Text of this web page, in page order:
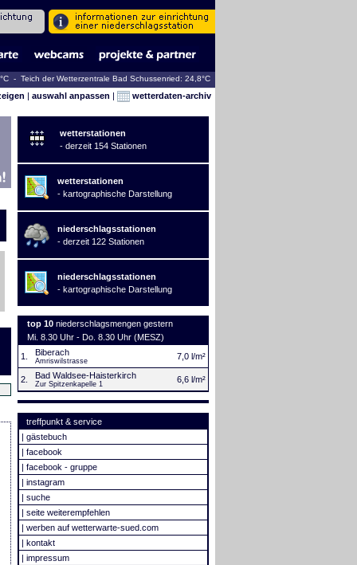
- Teich der Wetterzentrale Bad Schussenried: 24,8°C
| auswahl anpassen | wetterdaten-archiv
wetterstationen
- derzeit 154 Stationen
wetterstationen
- kartographische Darstellung
niederschlagsstationen
- derzeit 122 Stationen
niederschlagsstationen
- kartographische Darstellung
top 10 niederschlagsmengen gestern
Mi. 8.30 Uhr - Do. 8.30 Uhr (MESZ)
1.
Biberach
Amriswilstrasse 7,0 l/m²
2. Bad Waldsee-Haisterkirch
Zur Spitzenkapelle 1 6,6 l/m²
treffpunkt & service
| gästebuch
| facebook
| facebook - gruppe
| instagram
| suche
| seite weiterempfehlen
| werben auf wetterwarte-sued.com
| kontakt
| impressum